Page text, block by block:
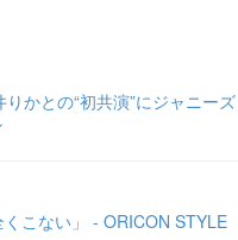
かとの“初共演”にジャニーズ
こない」 - ORICON STYLE